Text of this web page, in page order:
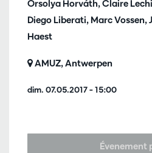
Orsolya Horváth, Claire
Diego Liberati, Marc Vossen,
Haest
dim. 07.05.2017– 15:00
AMUZ, Antwerpen
Évenement